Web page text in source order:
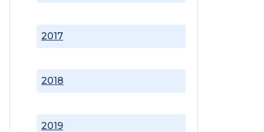
2017
2018
2019